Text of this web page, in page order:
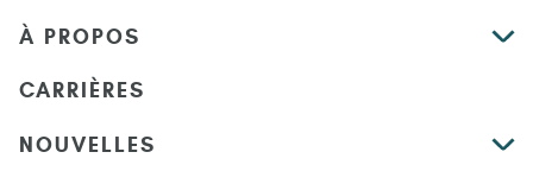
À PROPOS
CARRIÈRES
NOUVELLES